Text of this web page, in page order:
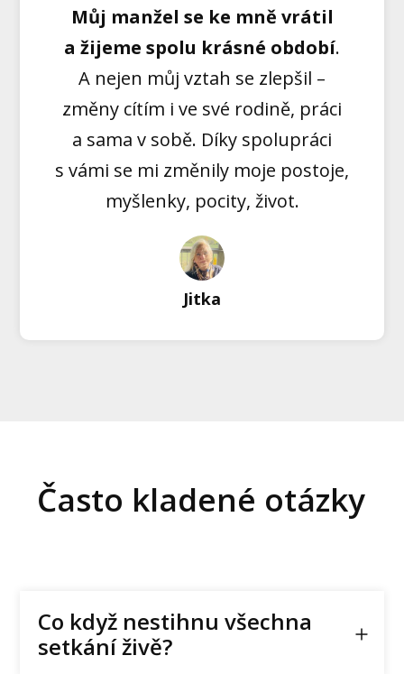
Můj manžel se ke mně vrátil
a žijeme spolu krásné období.
A nejen můj vztah se zlepšil –
změny cítím i ve své rodině, práci
a sama v sobě. Díky spolupráci
s vámi se mi změnily moje postoje,
myšlenky, pocity, život.
Jitka
Často kladené otázky
Co když nestihnu všechna
setkání živě?